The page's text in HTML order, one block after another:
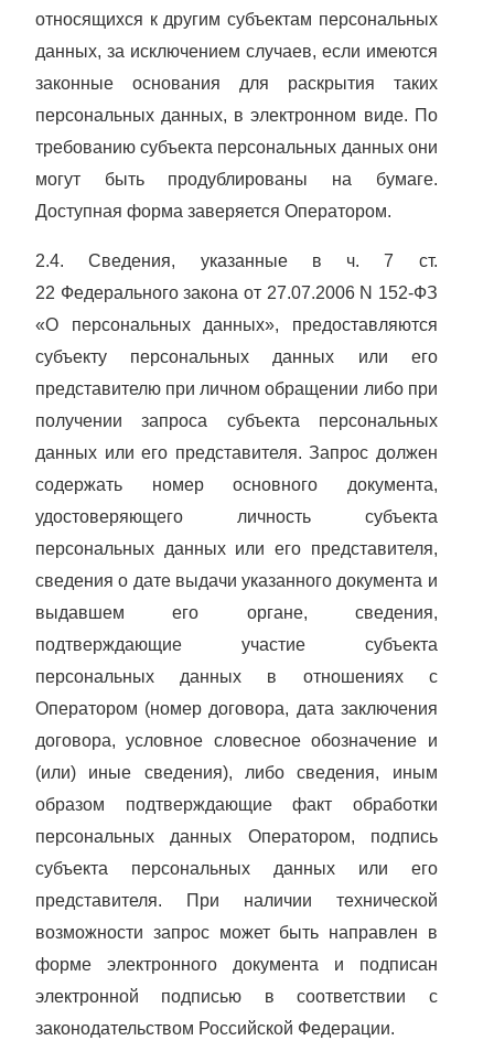
относящихся к другим субъектам персональных
данных, за исключением случаев, если имеются
законные основания для раскрытия таких
персональных данных, в электронном виде. По
требованию субъекта персональных данных они
могут быть продублированы на бумаге.
Доступная форма заверяется Оператором.
2.4. Сведения, указанные в ч. 7 ст.
22 Федерального закона от 27.07.2006 N 152-ФЗ
«О персональных данных», предоставляются
субъекту персональных данных или его
представителю при личном обращении либо при
получении запроса субъекта персональных
данных или его представителя. Запрос должен
содержать номер основного документа,
удостоверяющего личность субъекта
персональных данных или его представителя,
сведения о дате выдачи указанного документа и
выдавшем его органе, сведения,
подтверждающие участие субъекта
персональных данных в отношениях с
Оператором (номер договора, дата заключения
договора, условное словесное обозначение и
(или) иные сведения), либо сведения, иным
образом подтверждающие факт обработки
персональных данных Оператором, подпись
субъекта персональных данных или его
представителя. При наличии технической
возможности запрос может быть направлен в
форме электронного документа и подписан
электронной подписью в соответствии с
законодательством Российской Федерации.